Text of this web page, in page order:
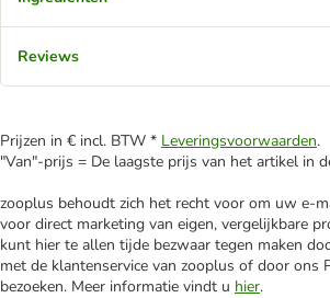
Reviews
Prijzen in € incl. BTW * Leveringsvoorwaarden.
"Van"-prijs = De laagste prijs van het artikel in
zooplus behoudt zich het recht voor om uw e-
voor direct marketing van eigen, vergelijkbare
kunt hier te allen tijde bezwaar tegen maken
met de klantenservice van zooplus of door ons
bezoeken. Meer informatie vindt u hier.